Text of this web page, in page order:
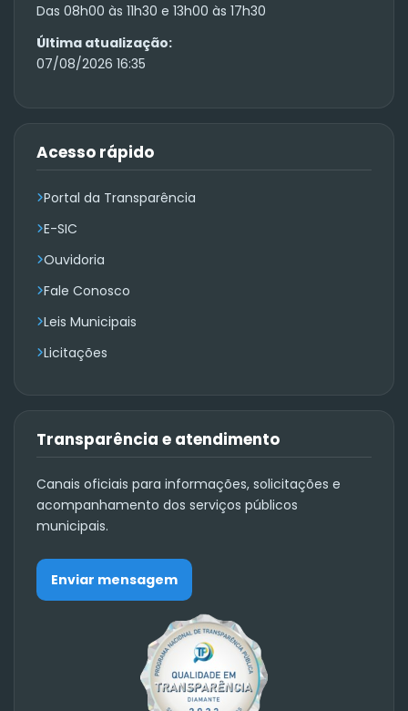
Das 08h00 às 11h30 e 13h00 às 17h30
Última atualização:
07/08/2026 16:35
Acesso rápido
Portal da Transparência
E-SIC
Ouvidoria
Fale Conosco
Leis Municipais
Licitações
Transparência e atendimento
Canais oficiais para informações, solicitações e
acompanhamento dos serviços públicos
municipais.
Enviar mensagem